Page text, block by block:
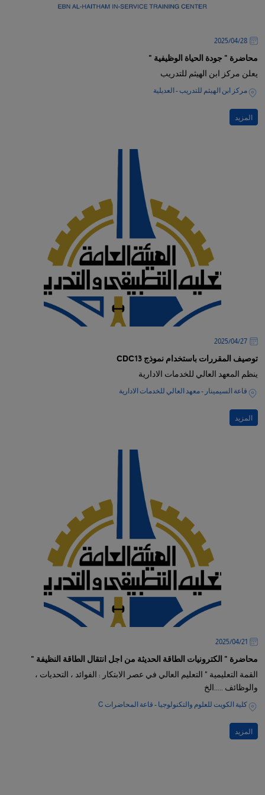
28‏/04‏/2025
محاضرة " جودة الحياة الوظيفية "
يعلن مركز ابن الهيثم للتدريب
مركز ابن الهيثم للتدريب - العديلية
المزيد
27‏/04‏/2025
توصيف المقررات باستخدام نموذج CDC13
ينظم المعهد العالي للخدمات الادارية
قاعة السيمينار - معهد العالي للخدمات الادارية
المزيد
21‏/04‏/2025
محاضرة " الكترونيات الطاقة الحديثة من اجل انتقال الطاقة النظيفة "
القمة التعليمية " التعليم العالي في عصر الابتكار : الفوائد ، التحديات ،
والوظائف .....الخ
كلية الكويت للعلوم والتكنولوجيا - قاعة المحاضرات C
المزيد